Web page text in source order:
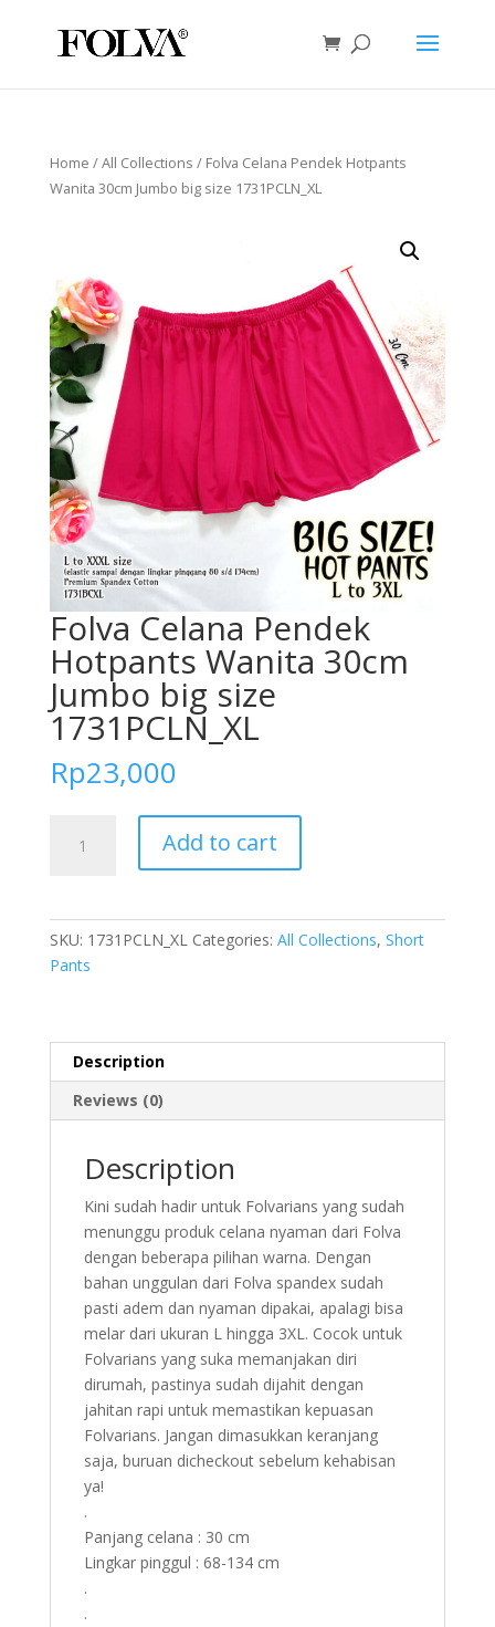
Home /All Collections / Folva Celana Pendek Hotpants
Wanita 30cm Jumbo big size 1731PCLN_XL
Folva Celana Pendek
Hotpants Wanita 30cm
Jumbo big size
1731PCLN_XL
Rp23,000
Celana
1731PCLN_XL
quantity
Add to cart
SKU: 1731PCLN_XL Categories: All Collections, Short
Pants
Description
Reviews (0)
Description
Kini sudah hadir untuk Folvarians yang sudah
menunggu produk celana nyaman dari Folva
dengan beberapa pilihan warna. Dengan
bahan unggulan dari Folva spandex sudah
pasti adem dan nyaman dipakai, apalagi bisa
melar dari ukuran L hingga 3XL. Cocok untuk
Folvarians yang suka memanjakan diri
dirumah, pastinya sudah dijahit dengan
jahitan rapi untuk memastikan kepuasan
Folvarians. Jangan dimasukkan keranjang
saja, buruan dicheckout sebelum kehabisan
ya!
.
Panjang celana : 30 cm
Lingkar pinggul : 68-134 cm
.
.